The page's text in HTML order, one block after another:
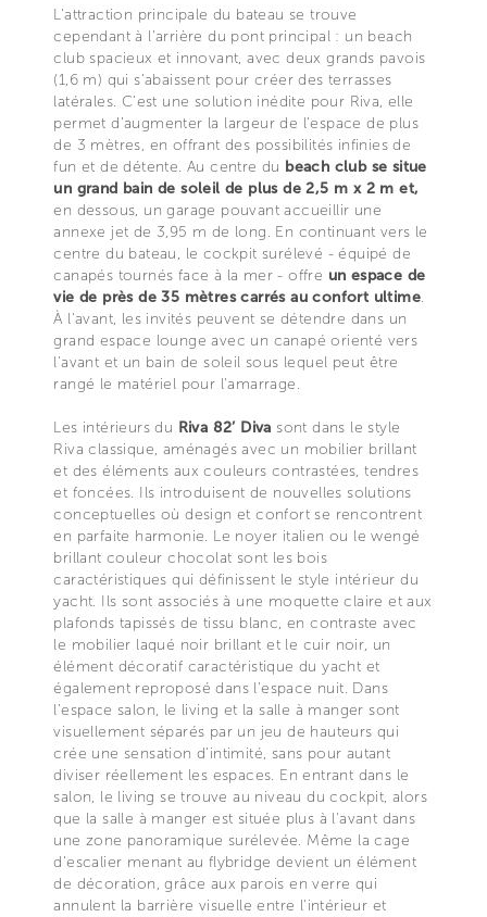
L'attraction principale du bateau se trouve
cependant à l'arrière du pont principal : un beach
club spacieux et innovant, avec deux grands pavois
(1,6 m) qui s'abaissent pour créer des terrasses
latérales. C’est une solution inédite pour Riva, elle
permet d’augmenter la largeur de l’espace de plus
de 3 mètres, en offrant des possibilités infinies de
fun et de détente. Au centre du beach club se situe
un grand bain de soleil de plus de 2,5 m x 2 m et,
en dessous, un garage pouvant accueillir une
annexe jet de 3,95 m de long. En continuant vers le
centre du bateau, le cockpit surélevé - équipé de
canapés tournés face à la mer - offre un espace de
vie de près de 35 mètres carrés au confort ultime.
À l'avant, les invités peuvent se détendre dans un
grand espace lounge avec un canapé orienté vers
l'avant et un bain de soleil sous lequel peut être
rangé le matériel pour l'amarrage.
Les intérieurs du Riva 82’ Diva sont dans le style
Riva classique, aménagés avec un mobilier brillant
et des éléments aux couleurs contrastées, tendres
et foncées. Ils introduisent de nouvelles solutions
conceptuelles où design et confort se rencontrent
en parfaite harmonie. Le noyer italien ou le wengé
brillant couleur chocolat sont les bois
caractéristiques qui définissent le style intérieur du
yacht. Ils sont associés à une moquette claire et aux
plafonds tapissés de tissu blanc, en contraste avec
le mobilier laqué noir brillant et le cuir noir, un
élément décoratif caractéristique du yacht et
également reproposé dans l’espace nuit. Dans
l’espace salon, le living et la salle à manger sont
visuellement séparés par un jeu de hauteurs qui
crée une sensation d'intimité, sans pour autant
diviser réellement les espaces. En entrant dans le
salon, le living se trouve au niveau du cockpit, alors
que la salle à manger est située plus à l'avant dans
une zone panoramique surélevée. Même la cage
d'escalier menant au flybridge devient un élément
de décoration, grâce aux parois en verre qui
annulent la barrière visuelle entre l'intérieur et